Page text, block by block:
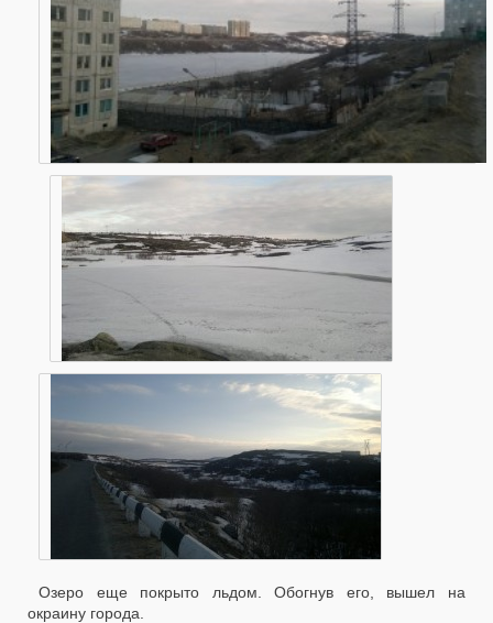
Озеро еще покрыто льдом. Обогнув его, вышел на
окраину города.